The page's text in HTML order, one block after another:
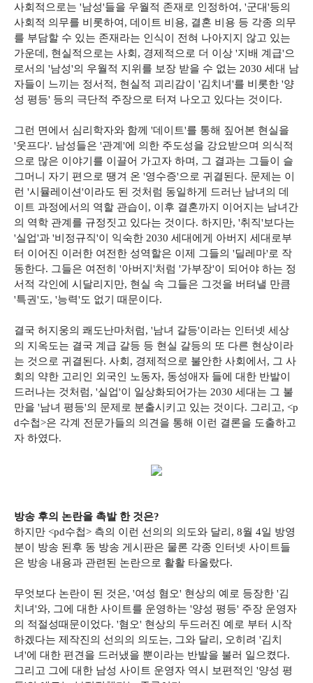
사회적으로는 '남성'들을 우월적 존재로 인정하여, '군대'등의
사회적 의무를 비롯하여, 데이트 비용, 결혼 비용 등 각종 의무
를 부담할 수 있는 존재라는 인식이 전혀 나아지지 않고 있는
가운데, 현실적으로는 사회, 경제적으로 더 이상 '지배 계급'으
로서의 '남성'의 우월적 지위를 보장 받을 수 없는 2030 세대 남
자들이 느끼는 정서적, 현실적 괴리감이 '김치녀'를 비롯한 '양
성 평등' 등의 극단적 주장으로 터져 나오고 있다는 것이다.
그런 면에서 심리학자와 함께 '데이트'를 통해 짚어본 현실을
'웃프다'. 남성들은 '관계'에 의한 주도성을 강요받으며 의식적
으로 많은 이야기를 이끌어 가고자 하며, 그 결과는 그들이 슬
그머니 자기 편으로 땡겨 온 '영수증'으로 귀결된다. 문제는 이
런 '시뮬레이션'이라도 된 것처럼 동일하게 드러난 남녀의 데
이트 과정에서의 역할 관습이, 이후 결혼까지 이어지는 남녀간
의 역학 관계를 규정짓고 있다는 것이다. 하지만, '취직'보다는
'실업'과 '비정규직'이 익숙한 2030 세대에게 아버지 세대로부
터 이어진 이러한 여전한 성역할은 이제 그들의 '딜레마'로 작
동한다. 그들은 여전히 '아버지'처럼 '가부장'이 되어야 하는 정
서적 각인에 시달리지만, 현실 속 그들은 그것을 버텨낼 만큼
'특권'도, '능력'도 없기 때문이다.
결국 허지웅의 쾌도난마처럼, '남녀 갈등'이라는 인터넷 세상
의 지옥도는 결국 계급 갈등 등 현실 갈등의 또 다른 현상이라
는 것으로 귀결된다. 사회, 경제적으로 불안한 사회에서, 그 사
회의 약한 고리인 외국인 노동자, 동성애자 들에 대한 반발이
드러나는 것처럼, '실업'이 일상화되어가는 2030 세대는 그 불
만을 '남녀 평등'의 문제로 분출시키고 있는 것이다. 그리고, <p
d수첩>은 각계 전문가들의 의견을 통해 이런 결론을 도출하고
자 하였다.
방송 후의 논란을 촉발 한 것은?
하지만 <pd수첩> 측의 이런 선의의 의도와 달리, 8월 4일 방영
분이 방송 된후 동 방송 게시판은 물론 각종 인터넷 사이트들
은 방송 내용과 관련된 논란으로 활활 타올랐다.
무엇보다 논란이 된 것은, '여성 혐오' 현상의 예로 등장한 '김
치녀'와, 그에 대한 사이트를 운영하는 '양성 평등' 주장 운영자
의 적절성때문이었다. '혐오' 현상의 두드러진 예로 부터 시작
하겠다는 제작진의 선의의 의도는, 그와 달리, 오히려 '김치
녀'에 대한 편견을 드러냈을 뿐이라는 반발을 불러 일으켰다.
그리고 그에 대한 남성 사이트 운영자 역시 보편적인 '양성 평